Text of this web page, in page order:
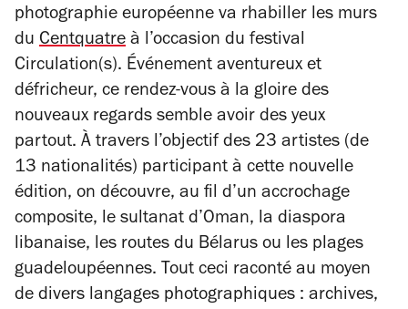
photographie européenne va rhabiller les murs
du Centquatre à l’occasion du festival
Circulation(s). Événement aventureux et
défricheur, ce rendez-vous à la gloire des
nouveaux regards semble avoir des yeux
partout. À travers l’objectif des 23 artistes (de
13 nationalités) participant à cette nouvelle
édition, on découvre, au fil d’un accrochage
composite, le sultanat d’Oman, la diaspora
libanaise, les routes du Bélarus ou les plages
guadeloupéennes. Tout ceci raconté au moyen
de divers langages photographiques : archives,